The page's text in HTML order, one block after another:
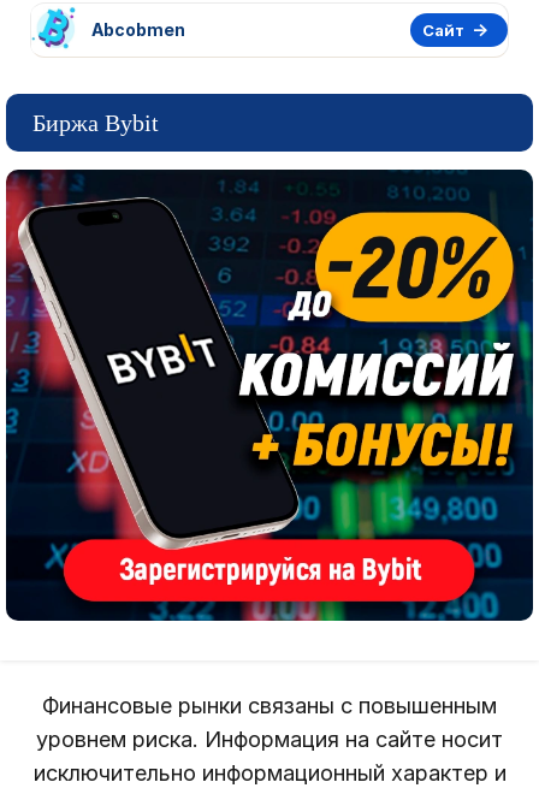
Abcobmen Сайт
Биржа Bybit
Финансовые рынки связаны с повышенным
уровнем риска. Информация на сайте носит
исключительно информационный характер и